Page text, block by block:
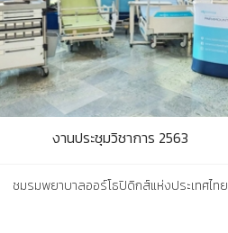
งานประชุมวิชาการ 2563
ชมรมพยาบาลออร์โธปิดิกส์แห่งประเทศไทย